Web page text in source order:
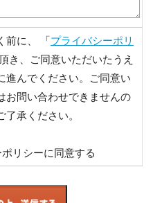
前に、 「プライバシーポリ
き、ご同意いただいたうえ
進んでください。ご同意い
お問い合わせできませんの
承ください。
リシーに同意する